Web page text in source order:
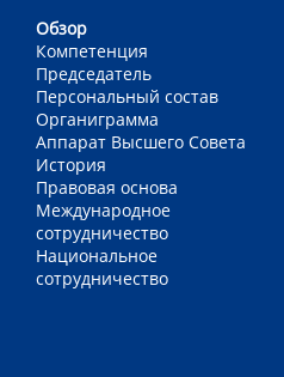
navigation
Обзор
Компетенция
Председатель
Персональный состав
Органиграмма
Аппарат Высшего Совета
История
Правовая основа
Международное
сотрудничество
Национальное
сотрудничество